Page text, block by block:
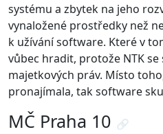
systému a zbytek na jeho
vynaložené prostředky než
k užívání software. Které v
vůbec hradit, protože NTK
majetkových práv. Místo
pronajímala, tak software
MČ Praha 10 🔗